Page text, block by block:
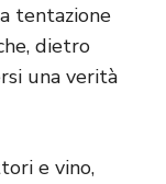
tentazione
dietro
una verità
e vino,